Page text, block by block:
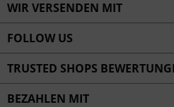
WIR VERSENDEN MIT
FOLLOW US
TRUSTED SHOPS
BEZAHLEN MIT